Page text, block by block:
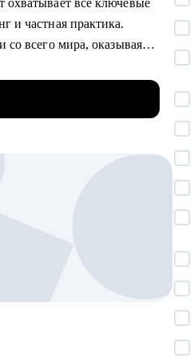
все ключевые
и частная практика.
со всего мира, оказывая
границ
юриста».